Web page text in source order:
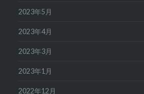
2023年5月
2023年4月
2023年3月
2023年1月
2022年12月